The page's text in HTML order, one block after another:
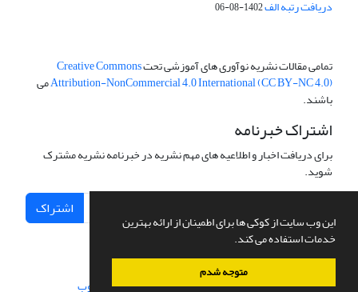
این وب سایت از کوکی ها برای اطمینان از ارائه بهترین
خدمات استفاده می کند.
متوجه شدم
دریافت رتبه الف1402-08-06
تمامی مقالات نشریه نوآوری های آموزشی تحتCreative Commons
Attribution-NonCommercial 4.0 International (CC BY-NC 4.0)می
باشند.
اشتراک خبرنامه
برای دریافت اخبار و اطلاعیه های مهم نشریه در خبرنامه نشریه مشترک
شوید.
اشتراک
سامانه مدیریت نشریات علمی.طراحی و پیاده سازی از سیناوب